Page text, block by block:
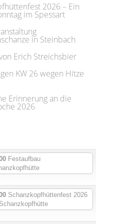
2026 – Ein
im Spessart
in Steinbach
Erich Streichsbier
KW 26 wegen Hitze
Erinnerung an die
2026
Festaufbau
Schanzkopfhüttenfest 2026